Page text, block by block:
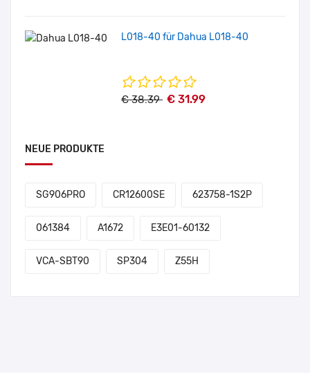
L018-40 für Dahua L018-40
€ 38.39 € 31.99
NEUE PRODUKTE
SG906PRO CR12600SE 623758-1S2P
061384 A1672 E3E01-60132
VCA-SBT90 SP304 Z55H